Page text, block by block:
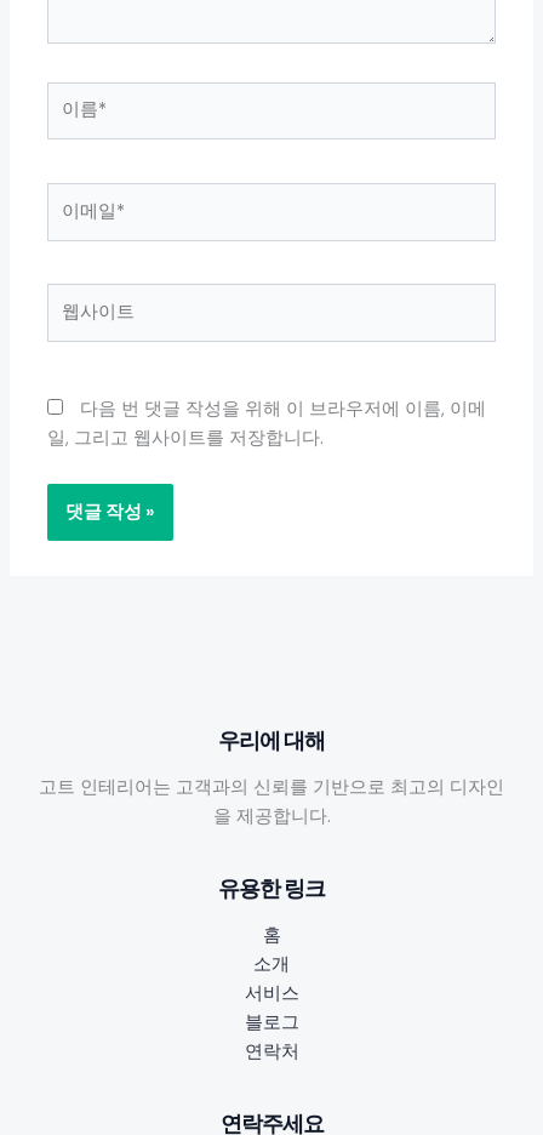
*
다음 번 댓글 작성을 위해 이 브라우저에 이름, 이메
일, 그리고 웹사이트를 저장합니다.
우리에 대해
고트 인테리어는 고객과의 신뢰를 기반으로 최고의 디자인
을 제공합니다.
유용한 링크
홈
소개
서비스
블로그
연락처
연락주세요